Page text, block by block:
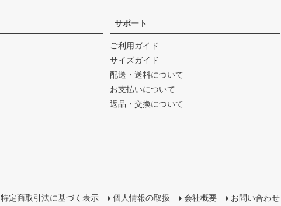
サポート
ご利用ガイド
サイズガイド
配送・送料について
お支払いについて
返品・交換について
特定商取引法に基づく表示 個人情報の取扱 会社概要 お問い合わせ